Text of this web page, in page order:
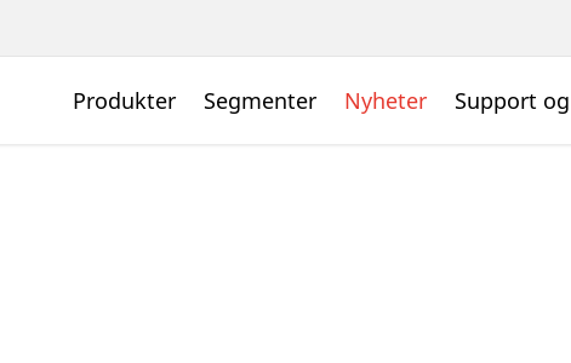
Produkter Segmenter Nyheter Support